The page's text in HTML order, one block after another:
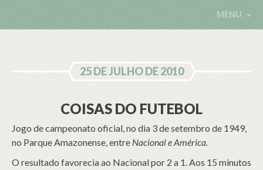
MENU
25 DE JULHO DE 2010
COISAS DO FUTEBOL
Jogo de campeonato oficial, no dia 3 de setembro de 1949,
no Parque Amazonense, entre Nacional e América.
O resultado favorecia ao Nacional por 2 a 1. Aos 15 minutos